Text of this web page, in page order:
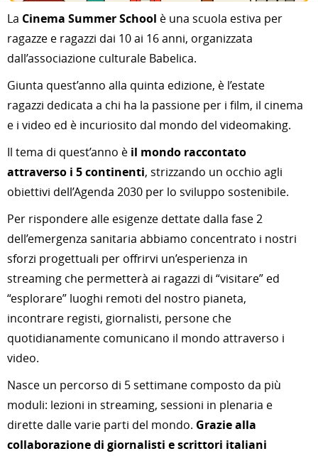
La Cinema Summer School è una scuola estiva per
ragazze e ragazzi dai 10 ai 16 anni, organizzata
dall’associazione culturale Babelica.
Giunta quest’anno alla quinta edizione, è l’estate
ragazzi dedicata a chi ha la passione per i film, il cinema
e i video ed è incuriosito dal mondo del videomaking.
Il tema di quest’anno è il mondo raccontato
attraverso i 5 continenti, strizzando un occhio agli
obiettivi dell’Agenda 2030 per lo sviluppo sostenibile.
Per rispondere alle esigenze dettate dalla fase 2
dell’emergenza sanitaria abbiamo concentrato i nostri
sforzi progettuali per offrirvi un’esperienza in
streaming che permetterà ai ragazzi di “visitare” ed
“esplorare” luoghi remoti del nostro pianeta,
incontrare registi, giornalisti, persone che
quotidianamente comunicano il mondo attraverso i
video.
Nasce un percorso di 5 settimane composto da più
moduli: lezioni in streaming, sessioni in plenaria e
dirette dalle varie parti del mondo. Grazie alla
collaborazione di giornalisti e scrittori italiani